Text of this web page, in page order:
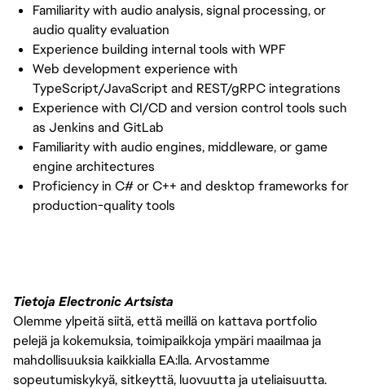
Familiarity with audio analysis, signal processing, or
audio quality evaluation
Experience building internal tools with WPF
Web development experience with
TypeScript/JavaScript and REST/gRPC integrations
Experience with CI/CD and version control tools such
as Jenkins and GitLab
Familiarity with audio engines, middleware, or game
engine architectures
Proficiency in C# or C++ and desktop frameworks for
production-quality tools
Tietoja Electronic Artsista
Olemme ylpeitä siitä, että meillä on kattava portfolio
pelejä ja kokemuksia, toimipaikkoja ympäri maailmaa ja
mahdollisuuksia kaikkialla EA:lla. Arvostamme
sopeutumiskykyä, sitkeyttä, luovuutta ja uteliaisuutta.